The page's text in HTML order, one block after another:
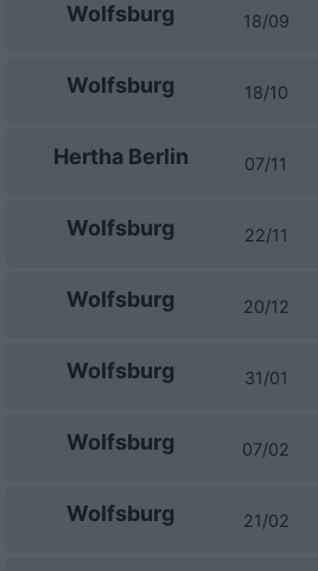
Wolfsburg 18/09
Wolfsburg 18/10
Hertha Berlin 07/11
Wolfsburg 22/11
Wolfsburg 20/12
Wolfsburg 31/01
Wolfsburg 07/02
Wolfsburg 21/02